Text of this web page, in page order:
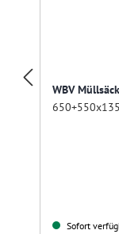
WBV
Sofort